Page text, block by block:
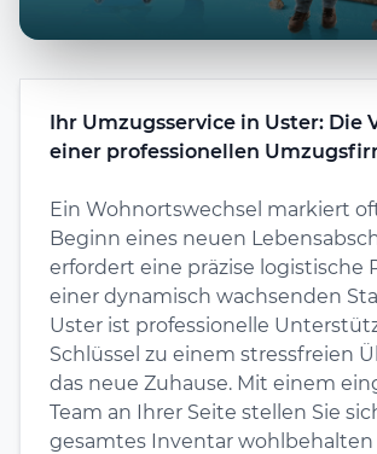
Ihr Umzugsservice in Uster: Die
einer professionellen
Ein Wohnortswechsel markiert
Beginn eines neuen
erfordert eine präzise logistische
einer dynamisch wachsenden
Uster ist professionelle
Schlüssel zu einem stressfreien
das neue Zuhause. Mit einem
Team an Ihrer Seite stellen Sie
gesamtes Inventar wohlbehalten